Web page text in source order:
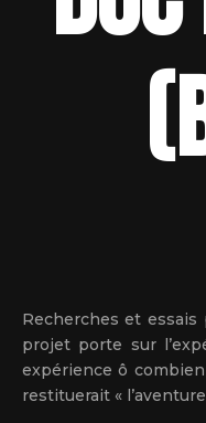
Recherches et essais
projet porte sur
expérience ô
restituerait «